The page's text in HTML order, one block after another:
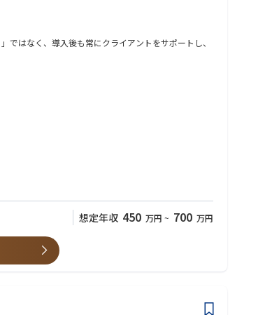
はなく、導入後も常にクライアントをサポートし、
種で利用しているクライアントに、キッチン職種で
想定年収 450 万円 ~ 700 万円